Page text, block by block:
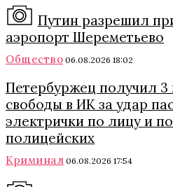
Путин разрешил
аэропорт Шереметьево
Общество 06.08.2026 18:02
Петербуржец получил
свободы в ИК за удар
электрички по лицу и
полицейских
Криминал 06.08.2026 17:54